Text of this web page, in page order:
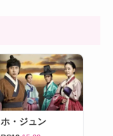
ホ・ジュン